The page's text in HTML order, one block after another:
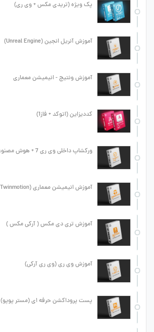
پک ویژه (تریدی مکس + وی ری)
آموزش آنریل انجین (Unreal Engine)
آموزش ونتیج - انیمیشن معماری
کددیزاین (اتوکد + فاز1)
ورکشاپ داخلی وی ری 7 + هوش مصنوعی
آموزش انیمیشن معماری (Mr.Twinmotion)
آموزش تری دی مکس ( آرکی مکس )
آموزش وی ری (وی ری آرکی)
پست پروداکشن حرفه ای (مستر پوپو)